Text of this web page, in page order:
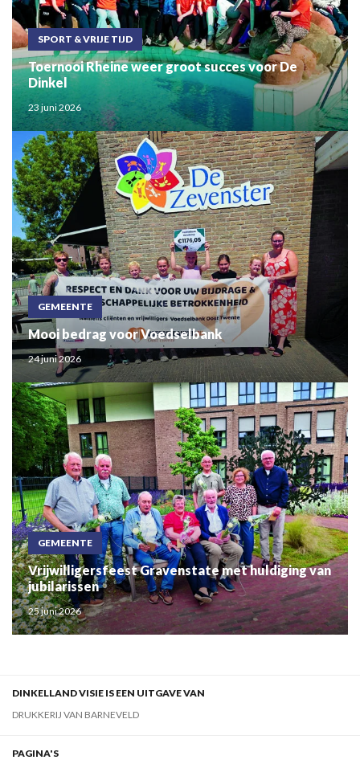
SPORT & VRIJE TIJD
Toernooi Rheine weer groot succes voor De
Dinkel
23 juni 2026
GEMEENTE
Mooi bedrag voor Voedselbank
24 juni 2026
GEMEENTE
Vrijwilligersfeest Gravenstate met huldiging van
jubilarissen
25 juni 2026
DINKELLAND VISIE IS EEN UITGAVE VAN
DRUKKERIJ VAN BARNEVELD
PAGINA'S